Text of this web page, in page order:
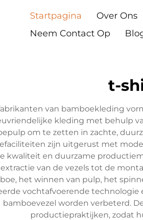
Startpagina Over Ons
Neem Contact Op
t-
van bamboekleding
kleding met behulp
om te zetten in zachte,
zijn uitgerust met
kwaliteit en duurzame
van de vezels tot de
het winnen van pulp, het
vochtafvoerende
bamboevezel worden verbeterd.
productiepraktijken, zodat